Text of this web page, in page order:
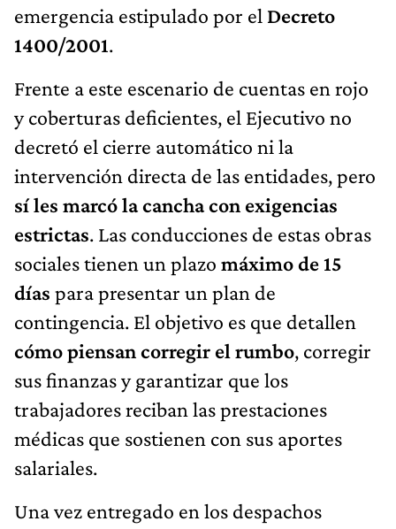
emergencia estipulado por el Decreto
1400/2001.
Frente a este escenario de cuentas en rojo
y coberturas deficientes, el Ejecutivo no
decretó el cierre automático ni la
intervención directa de las entidades, pero
sí les marcó la cancha con exigencias
estrictas. Las conducciones de estas obras
sociales tienen un plazo máximo de 15
días para presentar un plan de
contingencia. El objetivo es que detallen
cómo piensan corregir el rumbo, corregir
sus finanzas y garantizar que los
trabajadores reciban las prestaciones
médicas que sostienen con sus aportes
salariales.
Una vez entregado en los despachos